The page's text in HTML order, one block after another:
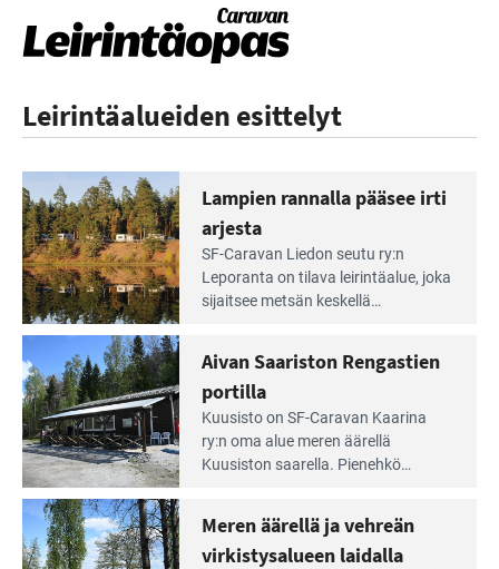
Leirintäalueiden esittelyt
Lue
Leirintäoppaan
artikkeli:
Lampien
rannalla
pääsee
irti
arjesta
Lampien rannalla pääsee irti
arjesta
SF-Caravan Liedon seutu ry:n
Leporanta on tilava leirintäalue, joka
sijaitsee metsän kes­kellä
tarjoaa ympäris­töineen kauniit
maisemat ja loistavat virkistäytymis­
mahdollisuudet.
Lue
Leirintäoppaan
artikkeli:
Aivan
Saariston
Rengastien
portilla
Aivan Saariston Rengastien
portilla
Kuusisto on SF-Caravan Kaarina
ry:n oma alue meren äärellä
Kuusiston saarella. Pie­nehkö
Meren äärellä ja vehreän
virkistysalueen laidalla